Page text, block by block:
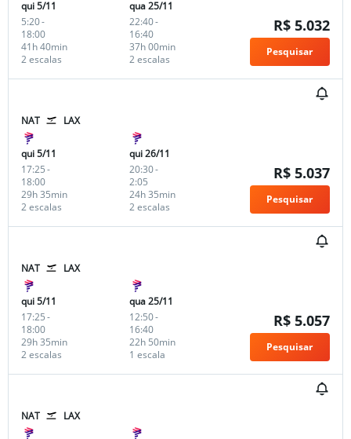
qui 5/11
5:20-
18:00
2 escalas
41h 40min
qua 25/11
22:40-
16:40
2 escalas
37h 00min
R$ 5.032
Pesquisar
NAT LAX
qui 5/11
17:25-
18:00
2 escalas
29h 35min
qui 26/11
20:30-
2:05
2 escalas
24h 35min
R$ 5.037
Pesquisar
NAT LAX
qui 5/11
17:25-
18:00
2 escalas
29h 35min
qua 25/11
12:50-
16:40
1 escala
22h 50min
R$ 5.057
Pesquisar
NAT LAX